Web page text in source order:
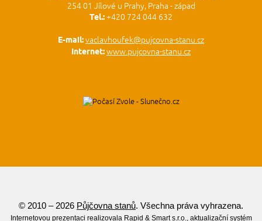
254 01 Jílové u Prahy, Praha - západ
Tel.:+420 724 044 632
E-mail:vaclavhoufek@pujcovna-stanu.cz
Internet:www.pujcovna-stanu.cz
© 2010 – 2026 Půjčovna stanů. Všechna práva vyhrazena.
Internetovou prezentaci realizovala Rapid & Smart s.r.o., aktualizační systém